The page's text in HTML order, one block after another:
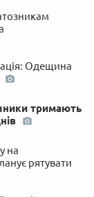
Одещина
тримають
на
рятувати